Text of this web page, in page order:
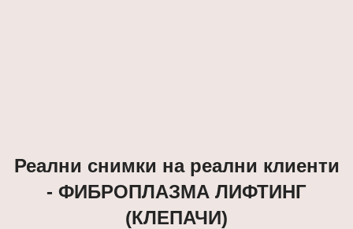
Реални снимки на реални клиенти
- ФИБРОПЛАЗМА ЛИФТИНГ
(КЛЕПАЧИ)